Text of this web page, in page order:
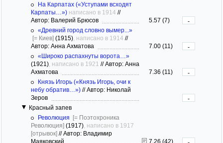
На Карпатах («Уступами всходят
Карпаты…») написано в 1914 //
Автор: Валерий Брюсов
5.57 (7)
-
«Древний город словно вымер...»
[= Киев] (1915) , написано в 1914 //
Автор: Анна Ахматова
7.00 (11)
-
«Широко распахнуты ворота…»
(1921) , написано в 1921 //Автор: Анна
Ахматова
7.36 (11)
-
Князь Игорь («Князь Игорь, очи к
небу обратив…») //Автор: Николай
Зеров
-
Красный запев
Революция [= Поэтохроника
Революция] (1917) , написано в 1917
[отрывок] //Автор: Владимир
Маяковский
7.26 (42)